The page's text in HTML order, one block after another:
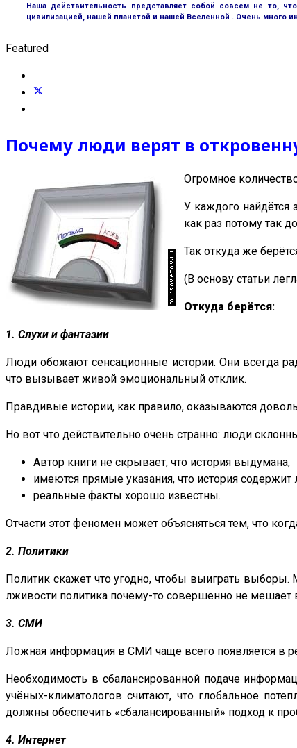
Наша действительность представляет собой совсем не то,
цивилизацией, нашей планетой и нашей Вселенной . Очень много
Featured
Почему люди верят в
Огромное
У каждого найдётся
как раз потому так
Так откуда же
(В основу статьи
Откуда берётся:
1. Слухи и фантазии
Люди обожают сенсационные истории. Они всегда
что вызывает живой эмоциональный отклик.
Правдивые истории, как правило, оказываются
Но вот что действительно очень странно: люди
Автор книги не скрывает, что история выдумана,
имеются прямые указания, что история
реальные факты хорошо известны.
Отчасти этот феномен может объясняться тем, что
2. Политики
Политик скажет что угодно, чтобы выиграть
лживости политика почему-то совершенно не мешает
3. СМИ
Ложная информация в СМИ чаще всего появляется в
Необходимость в сбалансированной подаче
учёных-климатологов считают, что глобальное
должны обеспечить «сбалансированный» подход к
4. Интернет